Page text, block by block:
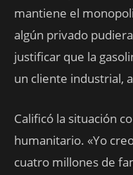
mantiene el
algún privado
justificar que la
un cliente industrial,
Calificó la situación
humanitario. «Yo
cuatro millones de